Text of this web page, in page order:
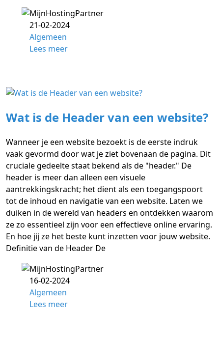
21-02-2024
Algemeen
Lees meer
Wat is de Header van een website?
Wanneer je een website bezoekt is de eerste indruk
vaak gevormd door wat je ziet bovenaan de pagina. Dit
cruciale gedeelte staat bekend als de "header." De
header is meer dan alleen een visuele
aantrekkingskracht; het dient als een toegangspoort
tot de inhoud en navigatie van een website. Laten we
duiken in de wereld van headers en ontdekken waarom
ze zo essentieel zijn voor een effectieve online ervaring.
En hoe jij ze het beste kunt inzetten voor jouw website.
Definitie van de Header De
16-02-2024
Algemeen
Lees meer